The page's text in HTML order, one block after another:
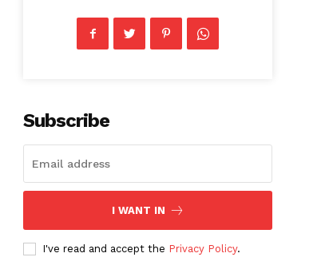
Subscribe
I WANT IN
I've read and accept the Privacy Policy.